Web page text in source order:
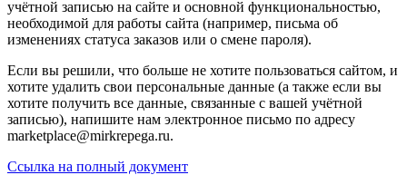
учётной записью на сайте и основной функциональностью,
необходимой для работы сайта (например, письма об
изменениях статуса заказов или о смене пароля).
Если вы решили, что больше не хотите пользоваться сайтом, и
хотите удалить свои персональные данные (а также если вы
хотите получить все данные, связанные с вашей учётной
записью), напишите нам электронное письмо по адресу
marketplace@mirkrepega.ru.
Ссылка на полный документ